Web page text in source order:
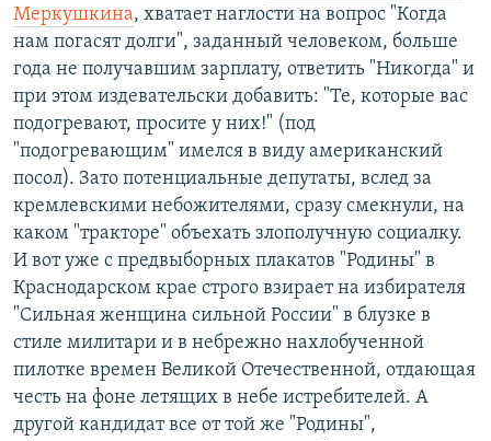
Меркушкина, хватает наглости на вопрос "Когда
нам погасят долги", заданный человеком, больше
года не получавшим зарплату, ответить "Никогда" и
при этом издевательски добавить: "Те, которые вас
подогревают, просите у них!" (под
"подогревающим" имелся в виду американский
посол). Зато потенциальные депутаты, вслед за
кремлевскими небожителями, сразу смекнули, на
каком "тракторе" объехать злополучную социалку.
И вот уже с предвыборных плакатов "Родины" в
Краснодарском крае строго взирает на избирателя
"Сильная женщина сильной России" в блузке в
стиле милитари и в небрежно нахлобученной
пилотке времен Великой Отечественной, отдающая
честь на фоне летящих в небе истребителей. А
другой кандидат все от той же "Родины",